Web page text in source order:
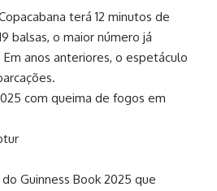
terá 12 minutos de
balsas, o maior número já
anos anteriores, o espetáculo
com queima de fogos em
Guinness Book 2025 que